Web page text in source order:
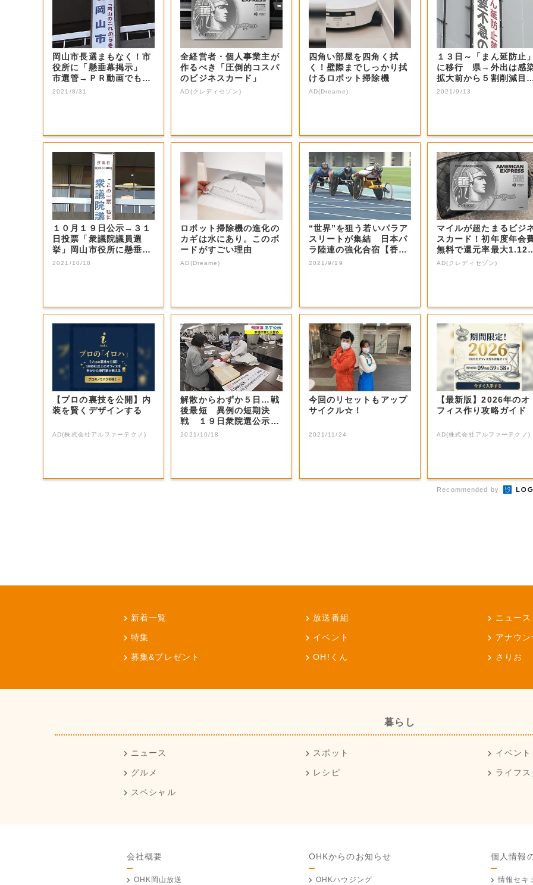
岡山市長選まもなく！市
役所に「懸垂幕掲示」
市選管→ＰＲ動画でも投
票を呼び掛け【...
2021/8/31
全経営者・個人事業主が
作るべき「圧倒的コスパ
のビジネスカード」
AD(クレディセゾン)
四角い部屋を四角く拭
く！壁際までしっかり拭
けるロボット掃除機
AD(Dreame)
１３日～「まん延防止
に移行 県→外出は感
拡大前から５割削減目
す ９月３０日...
2021/9/13
１０月１９日公示→３１
日投票「衆議院議員選
挙」岡山市役所に懸垂幕
掲示 投票呼びか...
2021/10/18
ロボット掃除機の進化の
カギは水にあり。このボ
ードがすごい理由
AD(Dreame)
“世界”を狙う若いパラア
スリートが集結 日本パ
ラ陸連の強化合宿【香
川・高松市】
2021/9/19
マイルが超たまるビジ
スカード！初年度年会
無料で還元率最大1.12
5%
AD(クレディセゾン)
【プロの裏技を公開】内
装を賢くデザインする
AD(株式会社アルファーテクノ)
解散からわずか５日…戦
後最短 異例の短期決
戦 １９日衆院選公示に
向け準備進む【岡...
2021/10/18
今回のリセットもアップ
サイクル☆！
2021/11/24
【最新版】2026年のオ
フィス作り攻略ガイド
AD(株式会社アルファーテクノ)
Recommended by
新着一覧 放送番組 ニュース
特集 イベント アナウ
募集&プレゼント OH!くん さりお
暮らし
ニュース スポット イベント
グルメ レシピ ライフ
スペシャル
会社概要
OHK岡山放送
OHKからのお知らせ
OHKハウジング
個人情報
情報セキ